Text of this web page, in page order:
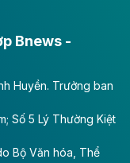
- CTCP
trong quý
Bnews -
Huyền. Trưởng ban
Số 5 Lý Thường Kiệt
Bộ Văn hóa, Thể